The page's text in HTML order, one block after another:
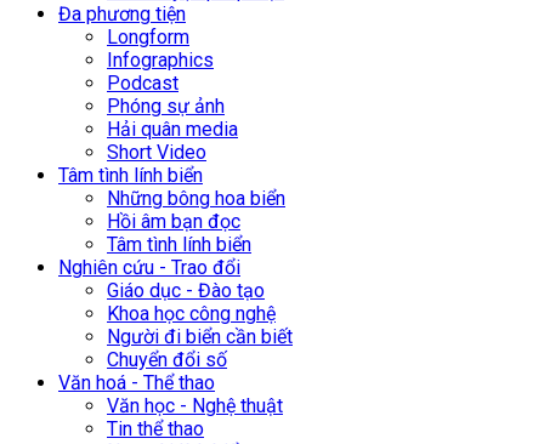
Đa phương tiện
Longform
Infographics
Podcast
Phóng sự ảnh
Hải quân media
Short Video
Tâm tình lính biển
Những bông hoa biển
Hồi âm bạn đọc
Tâm tình lính biển
Nghiên cứu - Trao đổi
Giáo dục - Đào tạo
Khoa học công nghệ
Người đi biển cần biết
Chuyển đổi số
Văn hoá - Thể thao
Văn học - Nghệ thuật
Tin thể thao